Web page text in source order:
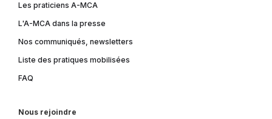
Les praticiens A-MCA
L'A-MCA dans la presse
Nos communiqués, newsletters
Liste des pratiques mobilisées
FAQ
Nous rejoindre